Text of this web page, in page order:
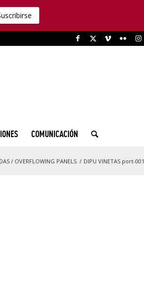
COMUNICACIÓN
/ OVERFLOWING PANELS / DIPU VINETAS port-001